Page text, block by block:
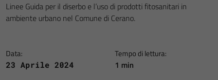
Linee Guida per il diserbo e l’uso di prodotti fitosanitari in
ambiente urbano nel Comune di Cerano.
Data:
23 Aprile 2024
Tempo di lettura:
1 min